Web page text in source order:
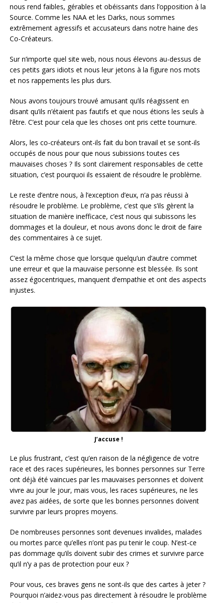
nous rend faibles, gérables et obéissants dans l’opposition à la
Source. Comme les NAA et les Darks, nous sommes
extrêmement agressifs et accusateurs dans notre haine des
Co-Créateurs.
Sur n’importe quel site web, nous nous élevons au-dessus de
ces petits gars idiots et nous leur jetons à la figure nos mots
et nos rappements les plus durs.
Nous avons toujours trouvé amusant qu’ils réagissent en
disant qu’ils n’étaient pas fautifs et que nous étions les seuls à
l’être. C’est pour cela que les choses ont pris cette tournure.
Alors, les co-créateurs ont-ils fait du bon travail et se sont-ils
occupés de nous pour que nous subissions toutes ces
mauvaises choses ? Ils sont clairement responsables de cette
situation, c’est pourquoi ils essaient de résoudre le problème.
Le reste d’entre nous, à l’exception d’eux, n’a pas réussi à
résoudre le problème. Le problème, c’est que s’ils gèrent la
situation de manière inefficace, c’est nous qui subissons les
dommages et la douleur, et nous avons donc le droit de faire
des commentaires à ce sujet.
C’est la même chose que lorsque quelqu’un d’autre commet
une erreur et que la mauvaise personne est blessée. Ils sont
assez égocentriques, manquent d’empathie et ont des aspects
injustes.
J’accuse !
Le plus frustrant, c’est qu’en raison de la négligence de votre
race et des races supérieures, les bonnes personnes sur Terre
ont déjà été vaincues par les mauvaises personnes et doivent
vivre au jour le jour, mais vous, les races supérieures, ne les
avez pas aidées, de sorte que les bonnes personnes doivent
survivre par leurs propres moyens.
De nombreuses personnes sont devenues invalides, malades
ou mortes parce qu’elles n’ont pas pu tenir le coup. N’est-ce
pas dommage qu’ils doivent subir des crimes et survivre parce
qu’il n’y a pas de protection pour eux ?
Pour vous, ces braves gens ne sont-ils que des cartes à jeter ?
Pourquoi n’aidez-vous pas directement à résoudre le problème